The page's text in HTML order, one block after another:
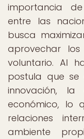
importancia
entre las
busca
aprovechar
voluntario. Al
postula que se
innovación,
económico, lo
relaciones
ambiente